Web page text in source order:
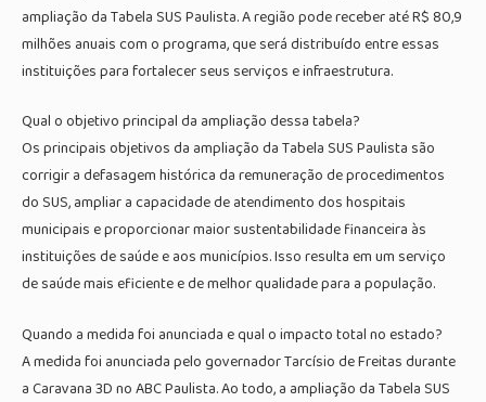
ampliação da Tabela SUS Paulista. A região pode receber até R$ 80,9
milhões anuais com o programa, que será distribuído entre essas
instituições para fortalecer seus serviços e infraestrutura.
Qual o objetivo principal da ampliação dessa tabela?
Os principais objetivos da ampliação da Tabela SUS Paulista são
corrigir a defasagem histórica da remuneração de procedimentos
do SUS, ampliar a capacidade de atendimento dos hospitais
municipais e proporcionar maior sustentabilidade financeira às
instituições de saúde e aos municípios. Isso resulta em um serviço
de saúde mais eficiente e de melhor qualidade para a população.
Quando a medida foi anunciada e qual o impacto total no estado?
A medida foi anunciada pelo governador Tarcísio de Freitas durante
a Caravana 3D no ABC Paulista. Ao todo, a ampliação da Tabela SUS